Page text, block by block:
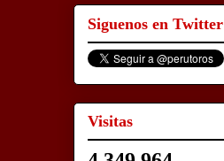
Siguenos en Twitter
Visitas